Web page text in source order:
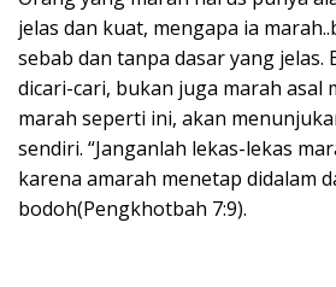
jelas dan kuat, mengapa ia
sebab dan tanpa dasar yang jelas.
dicari-cari, bukan juga marah asal
marah seperti ini, akan
sendiri. “Janganlah lekas-lekas
karena amarah menetap didalam
bodoh(Pengkhotbah 7:9).